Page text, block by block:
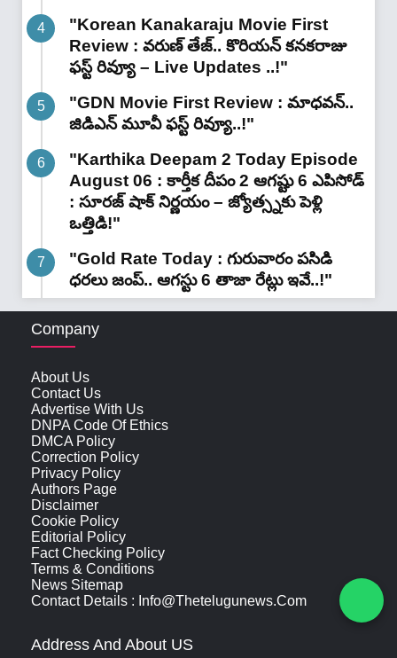
"Korean Kanakaraju Movie First
Review : వరుణ్ తేజ్.. కొరియన్ కనకరాజు
ఫస్ట్ రివ్యూ – Live Updates ..!"
"GDN Movie First Review : మాధవన్..
జిడిఎన్ మూవీ ఫ‌స్ట్ రివ్యూ..!"
"Karthika Deepam 2 Today Episode
August 06 : కార్తీక దీపం 2 ఆగష్టు 6 ఎపిసోడ్
: సూరజ్ షాక్ నిర్ణయం – జ్యోత్స్నకు పెళ్లి
ఒత్తిడి!"
"Gold Rate Today : గురువారం పసిడి
ధరలు జంప్.. ఆగస్టు 6 తాజా రేట్లు ఇవే..!"
Company
About Us
Contact Us
Advertise With Us
DNPA Code Of Ethics
DMCA Policy
Correction Policy
Privacy Policy
Authors Page
Disclaimer
Cookie Policy
Editorial Policy
Fact Checking Policy
Terms & Conditions
News Sitemap
Contact Details : Info@thetelugunews.com
Address And About US